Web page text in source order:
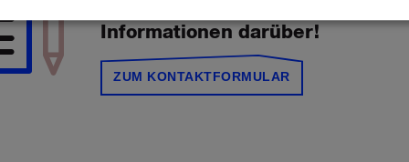
Informationen darüber!
ZUM KONTAKTFORMULAR